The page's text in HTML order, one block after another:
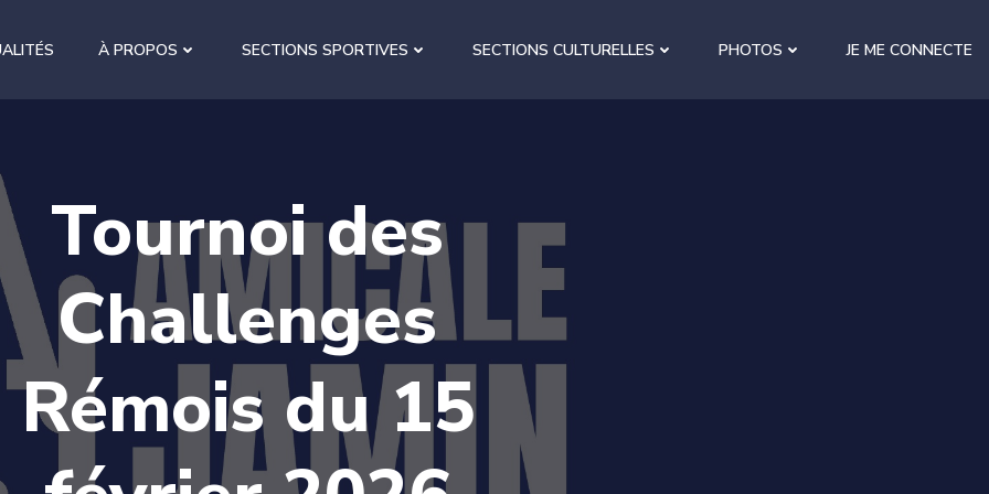
À PROPOS SECTIONS SPORTIVES SECTIONS CULTURELLES PHOTOS JE ME CONNECTE
Tournoi des
Challenges
Rémois du 15